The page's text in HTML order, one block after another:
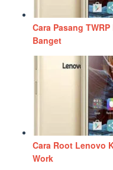
Cara Pasang
Banget
Cara Root Lenovo
Work